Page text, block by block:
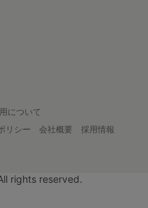
について
リシー 会社概要
採用情報
rights reserved.